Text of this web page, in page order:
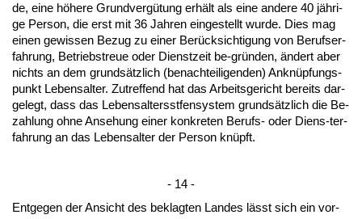
de, ei­ne höhe­re Grund­vergütung erhält als ei­ne an­de­re 40 jähri­
ge Per­son, die erst mit 36 Jah­ren ein­ge­stellt wur­de. Dies mag
ei­nen ge­wis­sen Be­zug zu ei­ner Berück­sich­ti­gung von Be­rufs­er­
fah­rung, Be­triebs­treue oder Dienst­zeit be-gründen, ändert aber
nichts an dem grundsätz­lich (be­nach­tei­li­gen­den) An­knüpfungs­
punkt Le­bens­al­ter. Zu­tref­fend hat das Ar­beits­ge­richt be­reits dar­
ge­legt, dass das Le­bens­al­ters­st­fen­sys­tem grundsätz­lich die Be­
zah­lung oh­ne An­se­hung ei­ner kon­kre­ten Be­rufs- oder Di­ens-ter­
fah­rung an das Le­bens­al­ter der Per­son knüpft.
- 14 -
Ent­ge­gen der An­sicht des be­klag­ten Lan­des lässt sich ein vor­